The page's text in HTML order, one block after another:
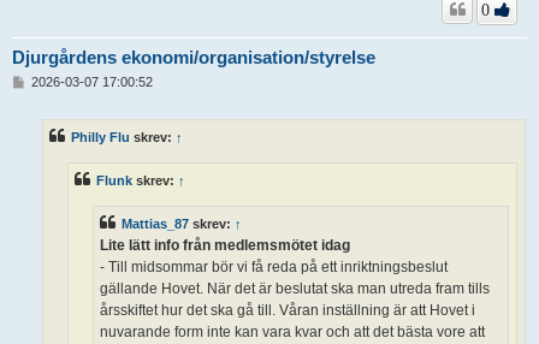
Djurgårdens ekonomi/organisation/styrelse
0
2026-03-07 17:00:52
Philly Flu skrev: ↑
Flunk skrev: ↑
Mattias_87 skrev: ↑
Lite lätt info från medlemsmötet idag
- Till midsommar bör vi få reda på ett inriktningsbeslut
gällande Hovet. När det är beslutat ska man utreda fram tills
årsskiftet hur det ska gå till. Våran inställning är att Hovet i
nuvarande form inte kan vara kvar och att det bästa vore att